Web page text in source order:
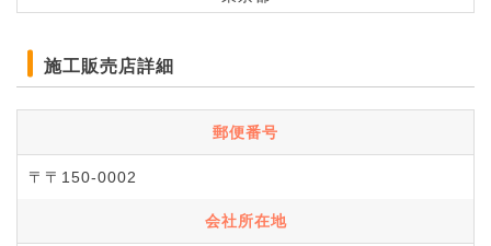
施工販売店詳細
郵便番号
〒〒150-0002
会社所在地